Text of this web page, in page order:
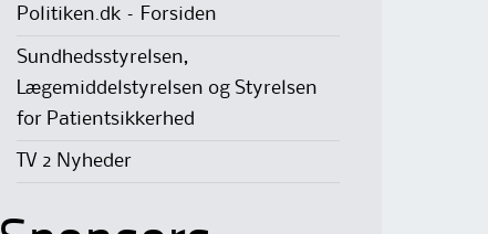
Politiken.dk – Forsiden
Sundhedsstyrelsen,
Lægemiddelstyrelsen og Styrelsen
for Patientsikkerhed
TV 2 Nyheder